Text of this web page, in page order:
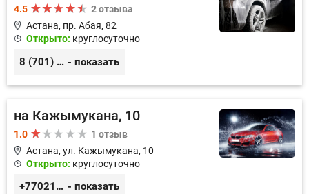
4.5
2 отзыва
Астана, пр. Абая, 82
Открыто: круглосуточно
8 (701) 128-59-41 - показать
на Кажымукана, 10
1.0
1 отзыв
Астана, ул. Кажымукана, 10
Открыто: круглосуточно
+77021908739 - показать